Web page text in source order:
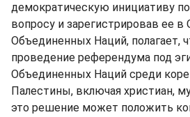
демократическую инициативу
вопросу и зарегистрировав ее в
Объединенных Наций, полагает,
проведение референдума под
Объединенных Наций среди
Палестины, включая христиан,
это решение может положить